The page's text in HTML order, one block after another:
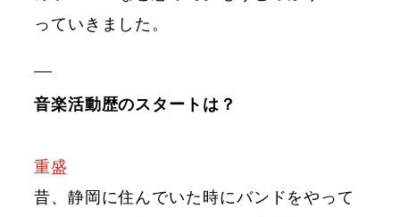
っていきました。
音楽活動歴のスタートは？
重盛
昔、静岡に住んでいた時にバンドをやって